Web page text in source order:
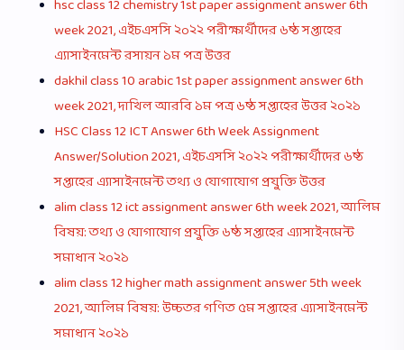
hsc class 12 chemistry 1st paper assignment answer 6th
week 2021, এইচএসসি ২০২২ পরীক্ষার্থীদের ৬ষ্ঠ সপ্তাহের
এ্যাসাইনমেন্ট রসায়ন ১ম পত্র উত্তর
dakhil class 10 arabic 1st paper assignment answer 6th
week 2021, দাখিল আরবি ১ম পত্র ৬ষ্ঠ সপ্তাহের উত্তর ২০২১
HSC Class 12 ICT Answer 6th Week Assignment
Answer/Solution 2021, এইচএসসি ২০২২ পরীক্ষার্থীদের ৬ষ্ঠ
সপ্তাহের এ্যাসাইনমেন্ট তথ্য ও যোগাযোগ প্রযুক্তি উত্তর
alim class 12 ict assignment answer 6th week 2021, আলিম
বিষয়: তথ্য ও যোগাযোগ প্রযুক্তি ৬ষ্ঠ সপ্তাহের এ্যাসাইনমেন্ট
সমাধান ২০২১
alim class 12 higher math assignment answer 5th week
2021, আলিম বিষয়: উচ্চতর গণিত ৫ম সপ্তাহের এ্যাসাইনমেন্ট
সমাধান ২০২১